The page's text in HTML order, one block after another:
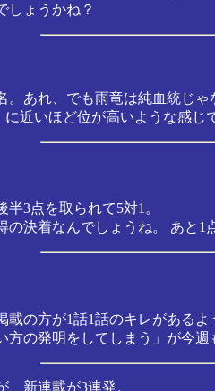
しょうかね？
。あれ、でも雨竜は純血統じ
近いほど位が高いような感じ
3点を取られて5対1。
決着なんでしょうね。 あと1
載の方が1話1話のキレがある
の発明をしてしまう」が今週
新連載が3連発。